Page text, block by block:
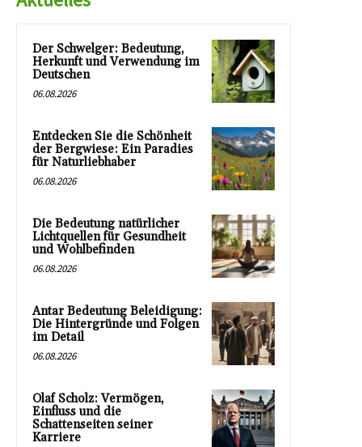
Der Schwelger: Bedeutung,
Herkunft und Verwendung im
Deutschen
06.08.2026
Entdecken Sie die Schönheit
der Bergwiese: Ein Paradies
für Naturliebhaber
06.08.2026
Die Bedeutung natürlicher
Lichtquellen für Gesundheit
und Wohlbefinden
06.08.2026
Antar Bedeutung Beleidigung:
Die Hintergründe und Folgen
im Detail
06.08.2026
Olaf Scholz: Vermögen,
Einfluss und die
Schattenseiten seiner
Karriere